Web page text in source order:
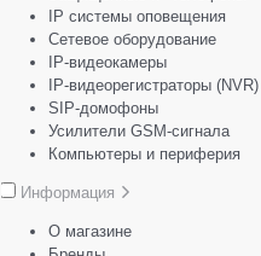
IP системы оповещения
Сетевое оборудование
IP-видеокамеры
IP-видеорегистраторы (NVR)
SIP-домофоны
Усилители GSM-сигнала
Компьютеры и периферия
Информация
О магазине